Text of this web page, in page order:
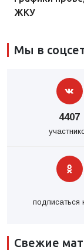
ЖКУ
Мы в
4407
подписаться
Свежие